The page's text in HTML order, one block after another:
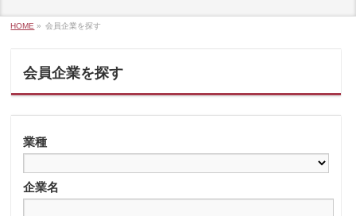
HOME » 会員企業を探す
会員企業を探す
業種
企業名